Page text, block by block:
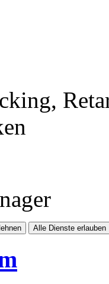
Alle Dienste erlauben